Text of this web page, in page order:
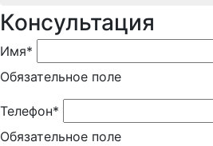
Консультация
Имя*
Обязательное поле
Телефон*
Обязательное поле